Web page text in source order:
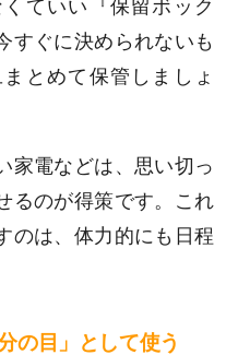
ていい『保留ボック
すぐに決められないも
とめて保管しましょ
家電などは、思い切っ
るのが得策です。これ
のは、体力的にも日程
の目」として使う